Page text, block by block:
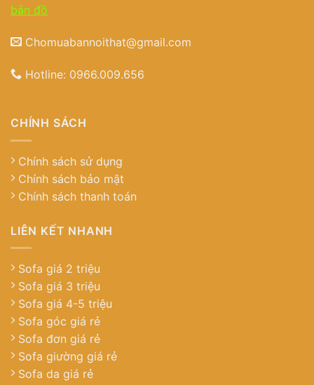
bản đồ
Chomuabannoithat@gmail.com
Hotline: 0966.009.656
CHÍNH SÁCH
Chính sách sử dụng
Chính sách bảo mật
Chính sách thanh toán
LIÊN KẾT NHANH
Sofa giá 2 triệu
Sofa giá 3 triệu
Sofa giá 4-5 triệu
Sofa góc giá rẻ
Sofa đơn giá rẻ
Sofa giường giá rẻ
Sofa da giá rẻ